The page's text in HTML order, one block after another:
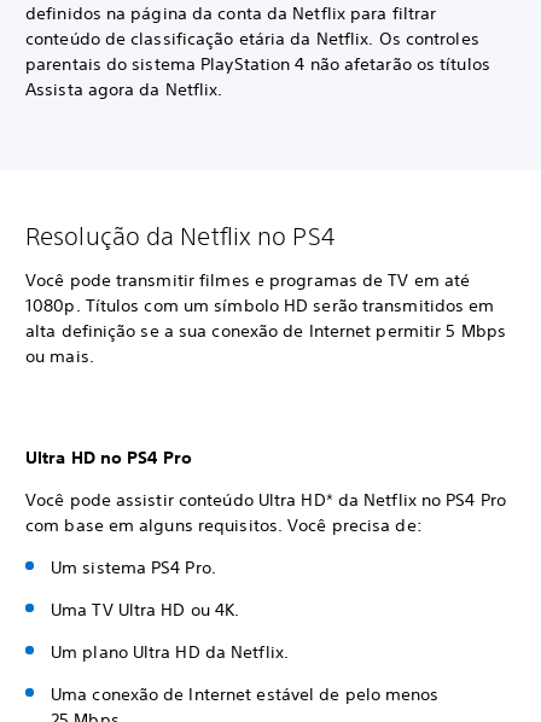
definidos na página da conta da Netflix para filtrar
conteúdo de classificação etária da Netflix. Os controles
parentais do sistema PlayStation 4 não afetarão os títulos
Assista agora da Netflix.
Resolução da Netflix no PS4
Você pode transmitir filmes e programas de TV em até
1080p. Títulos com um símbolo HD serão transmitidos em
alta definição se a sua conexão de Internet permitir 5 Mbps
ou mais.
Ultra HD no PS4 Pro
Você pode assistir conteúdo Ultra HD* da Netflix no PS4 Pro
com base em alguns requisitos. Você precisa de:
Um sistema PS4 Pro.
Uma TV Ultra HD ou 4K.
Um plano Ultra HD da Netflix.
Uma conexão de Internet estável de pelo menos